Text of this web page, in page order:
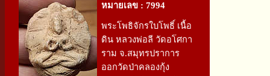
หมายเลข : 7994
พระโพธิจักรใบโพธิ์ เนื้อ
ดิน หลวงพ่อลี วัดอโศกา
ราม จ.สมุทรปราการ
ออกวัดป่าคลองกุ้ง